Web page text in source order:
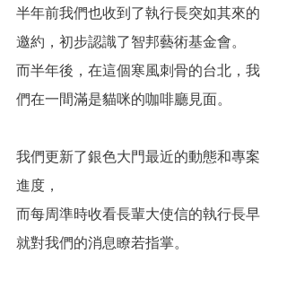
半年前我們也收到了執行長突如其來的
邀約，初步認識了智邦藝術基金會。
而半年後，在這個寒風刺骨的台北，我
們在一間滿是貓咪的咖啡廳見面。
我們更新了銀色大門最近的動態和專案
進度，
而每周準時收看長輩大使信的執行長早
就對我們的消息瞭若指掌。